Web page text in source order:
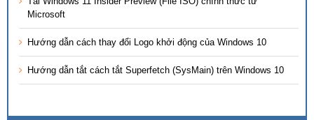
Microsoft
Hướng dẫn cách thay đổi Logo khởi động của Windows 10
Hướng dẫn tắt cách tắt Superfetch (SysMain) trên Windows 10